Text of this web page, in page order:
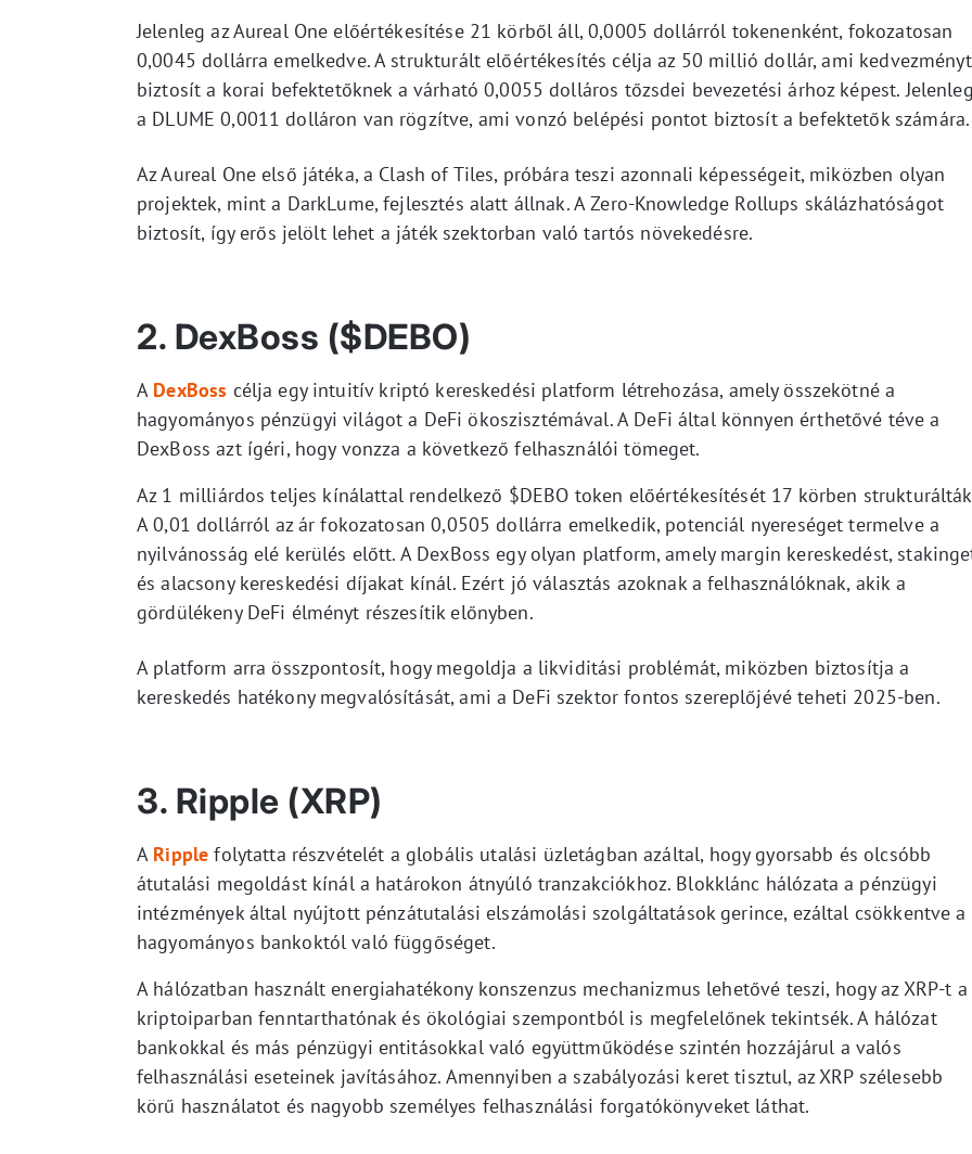
Jelenleg az Aureal One előértékesítése 21 körből áll, 0,0005 dollárról tokenenként, fokozatosan
0,0045 dollárra emelkedve. A strukturált előértékesítés célja az 50 millió dollár, ami kedvezményt
biztosít a korai befektetőknek a várható 0,0055 dolláros tőzsdei bevezetési árhoz képest.
a DLUME 0,0011 dolláron van rögzítve, ami vonzó belépési pontot biztosít a befektetők számára.
Az Aureal One első játéka, a Clash of Tiles, próbára teszi azonnali képességeit, miközben olyan
projektek, mint a DarkLume, fejlesztés alatt állnak. A Zero-Knowledge Rollups skálázhatóságot
biztosít, így erős jelölt lehet a játék szektorban való tartós növekedésre.
2. DexBoss ($DEBO)
A DexBoss célja egy intuitív kriptó kereskedési platform létrehozása, amely összekötné a
hagyományos pénzügyi világot a DeFi ökoszisztémával. A DeFi által könnyen érthetővé téve a
DexBoss azt ígéri, hogy vonzza a következő felhasználói tömeget.
Az 1 milliárdos teljes kínálattal rendelkező $DEBO token előértékesítését 17 körben
A 0,01 dollárról az ár fokozatosan 0,0505 dollárra emelkedik, potenciál nyereséget termelve a
nyilvánosság elé kerülés előtt. A DexBoss egy olyan platform, amely margin kereskedést,
és alacsony kereskedési díjakat kínál. Ezért jó választás azoknak a felhasználóknak, akik a
gördülékeny DeFi élményt részesítik előnyben.
A platform arra összpontosít, hogy megoldja a likviditási problémát, miközben biztosítja a
kereskedés hatékony megvalósítását, ami a DeFi szektor fontos szereplőjévé teheti 2025-ben.
3. Ripple (XRP)
A Ripple folytatta részvételét a globális utalási üzletágban azáltal, hogy gyorsabb és olcsóbb
átutalási megoldást kínál a határokon átnyúló tranzakciókhoz. Blokklánc hálózata a pénzügyi
intézmények által nyújtott pénzátutalási elszámolási szolgáltatások gerince, ezáltal csökkentve a
hagyományos bankoktól való függőséget.
A hálózatban használt energiahatékony konszenzus mechanizmus lehetővé teszi, hogy az XRP-t a
kriptoiparban fenntarthatónak és ökológiai szempontból is megfelelőnek tekintsék. A hálózat
bankokkal és más pénzügyi entitásokkal való együttműködése szintén hozzájárul a valós
felhasználási eseteinek javításához. Amennyiben a szabályozási keret tisztul, az XRP szélesebb
körű használatot és nagyobb személyes felhasználási forgatókönyveket láthat.